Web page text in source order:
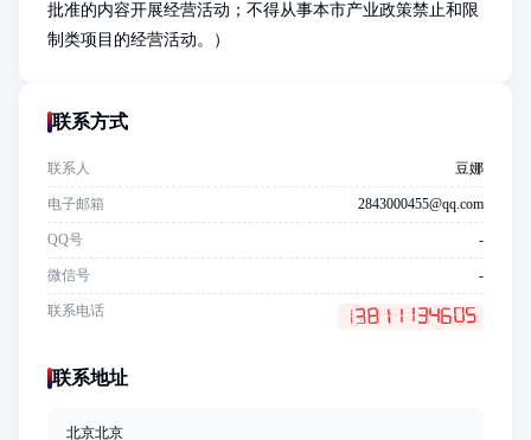
批准的内容开展经营活动；不得从事本市产业政策禁止和限
制类项目的经营活动。）
联系方式
联系人 豆娜
电子邮箱 2843000455@qq.com
QQ号 -
微信号 -
联系电话
联系地址
北京北京